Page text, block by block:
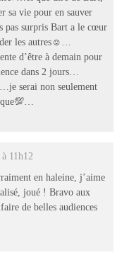
sa vie pour en sauver
pas surpris Bart a le cœur
les autres☺️…
d’être à demain pour
dans 2 jours…
serai non seulement
11h12
en haleine, j’aime
joué ! Bravo aux
de belles audiences